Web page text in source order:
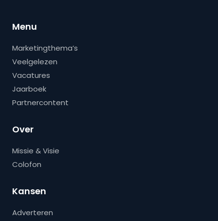
Menu
Marketingthema’s
Veelgelezen
Vacatures
Jaarboek
Partnercontent
Over
Missie & Visie
Colofon
Kansen
Adverteren